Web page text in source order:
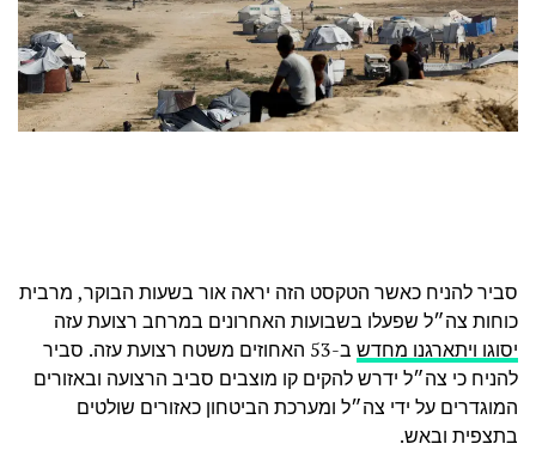
סביר להניח כאשר הטקסט הזה יראה אור בשעות הבוקר, מרבית
כוחות צה״ל שפעלו בשבועות האחרונים במרחב רצועת עזה
יסוגו ויתארגנו מחדש
ב-53 האחוזים משטח רצועת עזה. סביר
להניח כי צה״ל ידרש להקים קו מוצבים סביב הרצועה ובאזורים
המוגדרים על ידי צה״ל ומערכת הביטחון כאזורים שולטים
בתצפית ובאש.